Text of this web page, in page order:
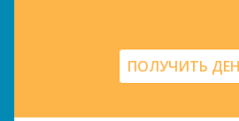
ПОЛУЧИТЬ